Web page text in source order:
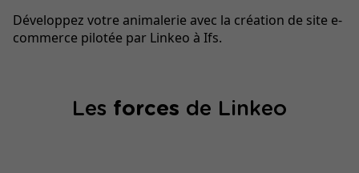
Développez votre animalerie avec la création de site e-
commerce pilotée par Linkeo à Ifs.
Les forces de Linkeo